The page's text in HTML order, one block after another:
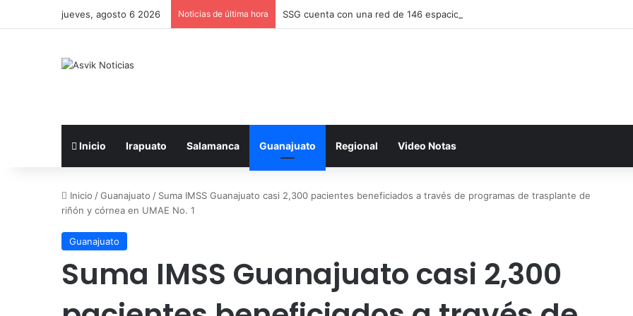
jueves, agosto 6 2026 Noticias de última hora SSG cuenta con una red de 146 espacios destinados a promover la lactancia
Inicio Irapuato Salamanca Guanajuato Regional Video Notas
Inicio /Guanajuato / Suma IMSS Guanajuato casi 2,300 pacientes beneficiados a través de programas de trasplante de
riñón y córnea en UMAE No. 1
Guanajuato
Suma IMSS Guanajuato casi 2,300